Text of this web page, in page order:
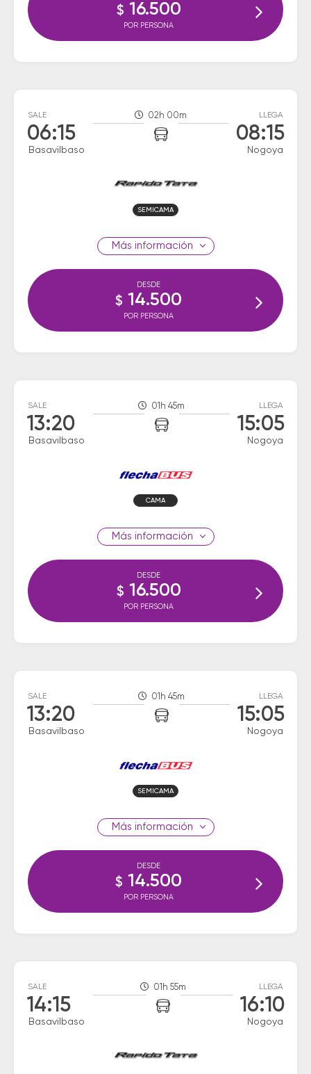
$ 16.500
POR PERSONA
SALE
06:15
Basavilbaso
02h 00m LLEGA
08:15
Nogoya
SEMICAMA
información
DESDE
$ 14.500
POR PERSONA
SALE
13:20
Basavilbaso
01h 45m LLEGA
15:05
Nogoya
CAMA
información
DESDE
$ 16.500
POR PERSONA
SALE
13:20
Basavilbaso
01h 45m LLEGA
15:05
Nogoya
SEMICAMA
información
DESDE
$ 14.500
POR PERSONA
SALE
14:15
Basavilbaso
01h 55m LLEGA
16:10
Nogoya